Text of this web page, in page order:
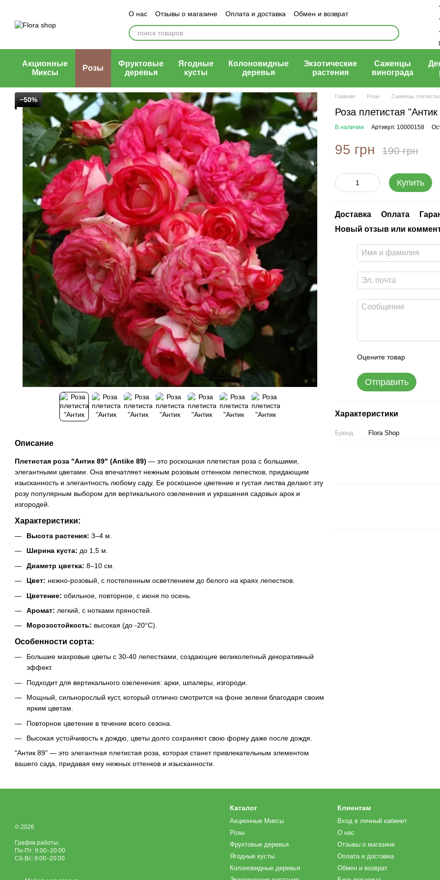
О нас Отзывы о магазине Оплата и доставка
Обмен и возврат
Блог магазина
Публичный договор (оферта)
Акционные
Миксы
Розы
Фруктовые
деревья
Ягодные
кусты
Колоновидные
деревья
Экзотические
растения
Саженцы
винограда
−50%
Описание
Плетистая роза "Антик 89" (Antike 89) — это роскошная плетистая роза с большими,
элегантными цветами. Она впечатляет нежным розовым оттенком лепестков, придающим
изысканность и элегантность любому саду. Ее роскошное цветение и густая листва делают эту
розу популярным выбором для вертикального озеленения и украшения садовых арок и
изгородей.
Характеристики:
Высота растения: 3–4 м.
Ширина куста: до 1,5 м.
Диаметр цветка: 8–10 см.
Цвет: нежно-розовый, с постепенным осветлением до белого на краях лепестков.
Цветение: обильное, повторное, с июня по осень.
Аромат: легкий, с нотками пряностей.
Морозостойкость: высокая (до -20°C).
Особенности сорта:
Большие махровые цветы с 30-40 лепестками, создающие великолепный декоративный
эффект.
Подходит для вертикального озеленения: арки, шпалеры, изгороди.
Мощный, сильнорослый куст, который отлично смотрится на фоне зелени благодаря своим
ярким цветам.
Повторное цветение в течение всего сезона.
Высокая устойчивость к дождю, цветы долго сохраняют свою форму даже после дождя.
"Антик 89" — это элегантная плетистая роза, которая станет привлекательным элементом
вашего сада, придавая ему нежных оттенков и изысканности.
Главная Розы Саженцы
Роза плетистая
В наличии Артикул: 10000158
95 грн 190 грн
Купить
Доставка Оплата
Новый отзыв или
Оцените товар
Отправить
Характеристики
Бренд Flora Shop
© 2026
График работы:
Пн-Пт: 9:00–20:00
Сб-Вс: 9:00–20:00
Каталог
Акционные Миксы
Розы
Фруктовые деревья
Ягодные кусты
Колоновидные деревья
Клиентам
Вход в личный кабинет
О нас
Отзывы о магазине
Оплата и доставка
Обмен и возврат